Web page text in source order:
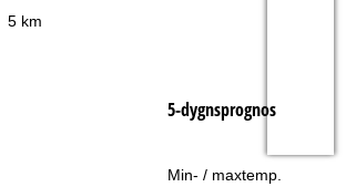
5 km
5-dygnsprognos
Min- / maxtemp.